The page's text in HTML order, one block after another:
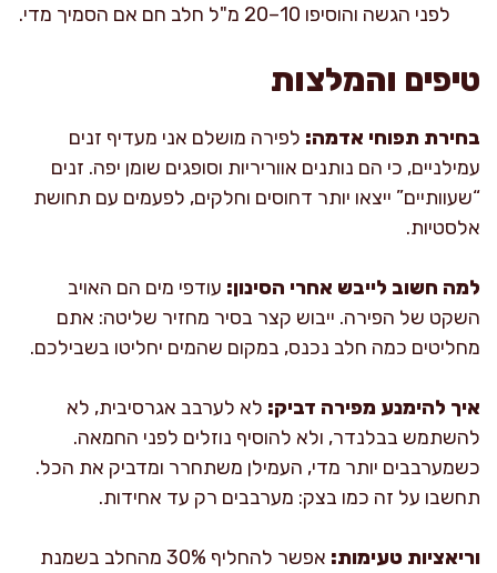
לפני הגשה והוסיפו 10–20 מ"ל חלב חם אם הסמיך מדי.
טיפים והמלצות
בחירת תפוחי אדמה: לפירה מושלם אני מעדיף זנים
עמילניים, כי הם נותנים אווריריות וסופגים שומן יפה. זנים
“שעוותיים” ייצאו יותר דחוסים וחלקים, לפעמים עם תחושת
אלסטיות.
למה חשוב לייבש אחרי הסינון: עודפי מים הם האויב
השקט של הפירה. ייבוש קצר בסיר מחזיר שליטה: אתם
מחליטים כמה חלב נכנס, במקום שהמים יחליטו בשבילכם.
איך להימנע מפירה דביק: לא לערבב אגרסיבית, לא
להשתמש בבלנדר, ולא להוסיף נוזלים לפני החמאה.
כשמערבבים יותר מדי, העמילן משתחרר ומדביק את הכל.
תחשבו על זה כמו בצק: מערבבים רק עד אחידות.
וריאציות טעימות:
אפשר להחליף 30% מהחלב בשמנת